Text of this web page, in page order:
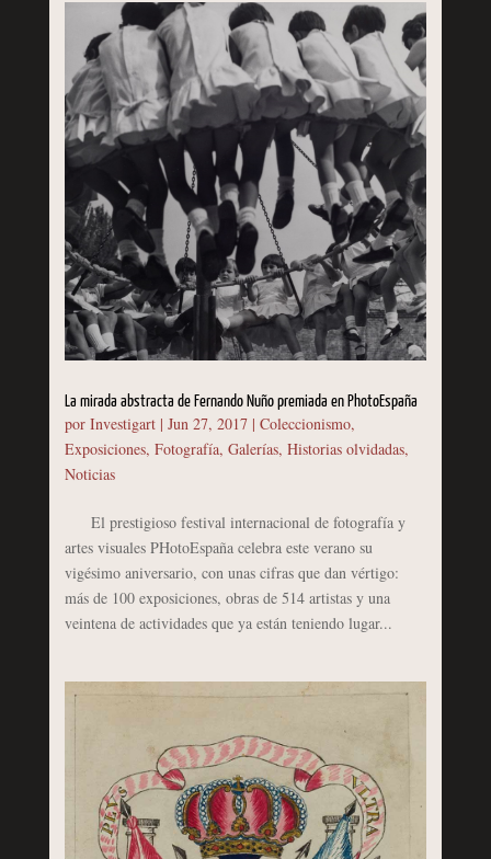
La mirada abstracta de Fernando Nuño premiada en PhotoEspaña
por Investigart| Jun 27, 2017| Coleccionismo,
Exposiciones, Fotografía, Galerías, Historias olvidadas,
Noticias
El prestigioso festival internacional de fotografía y
artes visuales PHotoEspaña celebra este verano su
vigésimo aniversario, con unas cifras que dan vértigo:
más de 100 exposiciones, obras de 514 artistas y una
veintena de actividades que ya están teniendo lugar...